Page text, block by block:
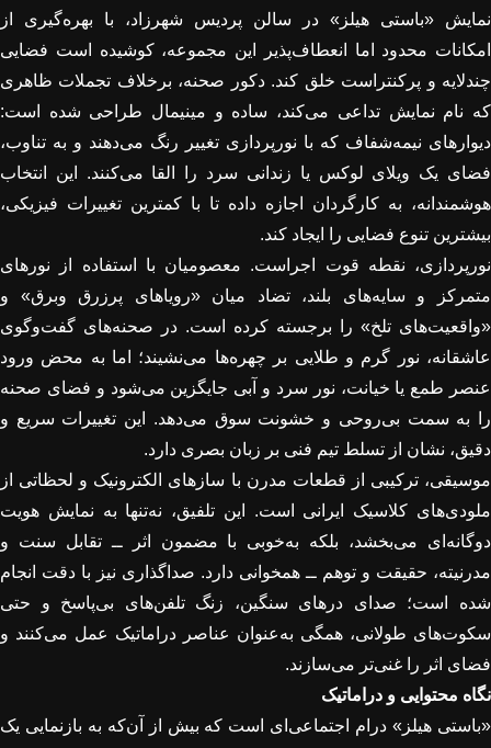
نمایش «باستی هیلز» در سالن پردیس شهرزاد، با بهره‌گیری از
امکانات محدود اما انعطاف‌پذیر این مجموعه، کوشیده است فضایی
چندلایه و پرکنتراست خلق کند. دکور صحنه، برخلاف تجملات ظاهری
که نام نمایش تداعی می‌کند، ساده و مینیمال طراحی شده است:
دیوارهای نیمه‌شفاف که با نورپردازی تغییر رنگ می‌دهند و به تناوب،
فضای یک ویلای لوکس یا زندانی سرد را القا می‌کنند. این انتخاب
هوشمندانه، به کارگردان اجازه داده تا با کمترین تغییرات فیزیکی،
بیشترین تنوع فضایی را ایجاد کند.
نورپردازی، نقطه قوت اجراست. معصومیان با استفاده از نورهای
متمرکز و سایه‌های بلند، تضاد میان «رویاهای پرزرق ‌وبرق» و
«واقعیت‌های تلخ» را برجسته کرده است. در صحنه‌های گفت‌وگوی
عاشقانه، نور گرم و طلایی بر چهره‌ها می‌نشیند؛ اما به محض ورود
عنصر طمع یا خیانت، نور سرد و آبی جایگزین می‌شود و فضای صحنه
را به سمت بی‌روحی و خشونت سوق می‌دهد. این تغییرات سریع و
دقیق، نشان از تسلط تیم فنی بر زبان بصری دارد.
موسیقی، ترکیبی از قطعات مدرن با سازهای الکترونیک و لحظاتی از
ملودی‌های کلاسیک ایرانی است. این تلفیق، نه‌تنها به نمایش هویت
دوگانه‌ای می‌بخشد، بلکه به‌خوبی با مضمون اثر ــ تقابل سنت و
مدرنیته، حقیقت و توهم ــ همخوانی دارد. صداگذاری نیز با دقت انجام
شده است؛ صدای درهای سنگین، زنگ تلفن‌های بی‌پاسخ و حتی
سکوت‌های طولانی، همگی به‌عنوان عناصر دراماتیک عمل می‌کنند و
فضای اثر را غنی‌تر می‌سازند.
نگاه محتوایی و دراماتیک
«باستی هیلز» درام اجتماعی‌ای است که بیش از آن‌که به بازنمایی یک